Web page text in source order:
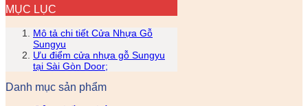
MỤC LỤC
Mô tả chi tiết Cửa Nhựa Gỗ
Sungyu
Ưu điểm cửa nhựa gỗ Sungyu
tại Sài Gòn Door;
Danh mục sản phẩm